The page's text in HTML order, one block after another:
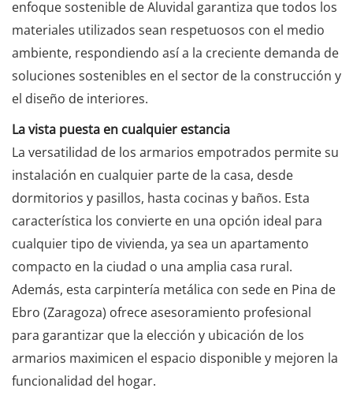
enfoque sostenible de Aluvidal garantiza que todos los
materiales utilizados sean respetuosos con el medio
ambiente, respondiendo así a la creciente demanda de
soluciones sostenibles en el sector de la construcción y
el diseño de interiores.
La vista puesta en cualquier estancia
La versatilidad de los armarios empotrados permite su
instalación en cualquier parte de la casa, desde
dormitorios y pasillos, hasta cocinas y baños. Esta
característica los convierte en una opción ideal para
cualquier tipo de vivienda, ya sea un apartamento
compacto en la ciudad o una amplia casa rural.
Además, esta carpintería metálica con sede en Pina de
Ebro (Zaragoza) ofrece asesoramiento profesional
para garantizar que la elección y ubicación de los
armarios maximicen el espacio disponible y mejoren la
funcionalidad del hogar.